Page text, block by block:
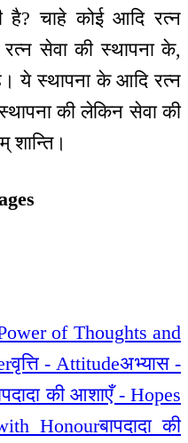
है? चाहे कोई आदि रत्न
सेवा की स्थापना के,
ये स्थापना के आदि रत्न
की लेकिन सेवा की
शान्ति।
of Thoughts and
वृत्ति - Attitudeअभ्यास -
की आशाएँ - Hopes
Honourबापदादा की